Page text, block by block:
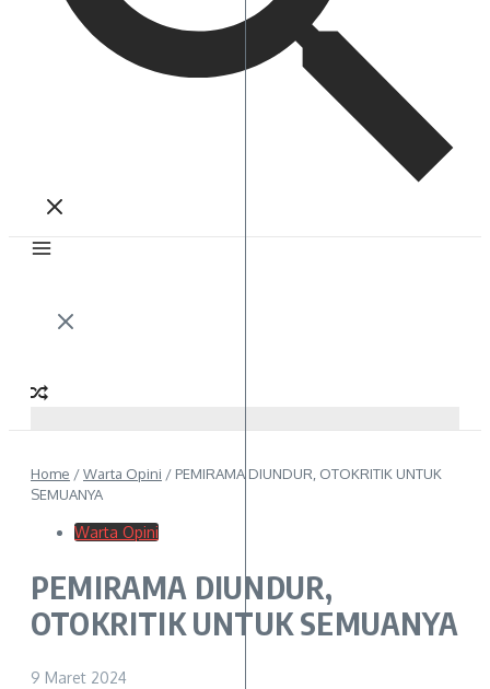
Home /Warta Opini / PEMIRAMA DIUNDUR, OTOKRITIK UNTUK
SEMUANYA
Warta Opini
PEMIRAMA DIUNDUR,
OTOKRITIK UNTUK SEMUANYA
9 Maret 2024